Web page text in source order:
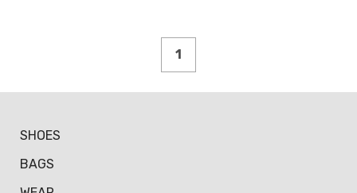
1
SHOES
BAGS